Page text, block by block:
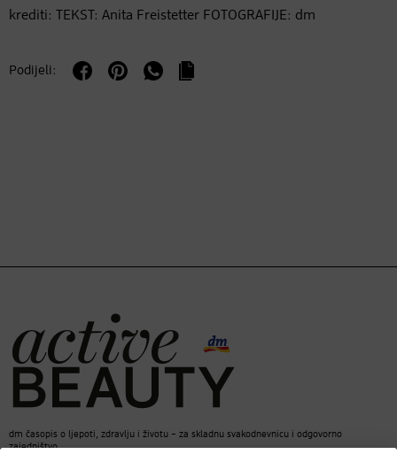
krediti: TEKST: Anita Freistetter FOTOGRAFIJE: dm
Podijeli:
dm časopis o ljepoti, zdravlju i životu – za skladnu svakodnevnicu i odgovorno
zajedništvo.